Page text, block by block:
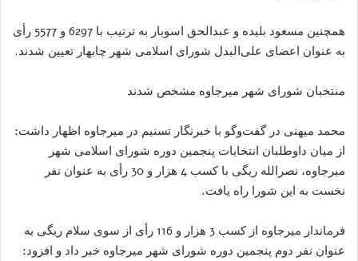
همچنین مسعود بلیده و عبدالحق اسوبار به ترتیب با 6297 و 5577 رأی
به عنوان اعضای علی‌البدل شورای اسلامی شهر چابهار تعیین شدند.
منتخبان شورای شهر میرجاوه مشخص شدند‌
محمد میهنی در گفت‌وگو با خبرنگار تسنیم در میرجاوه اظهار داشت:
از میان داوطلبان انتخابات پنجمین دوره شورای اسلامی شهر
میرجاوه، نصرالله ریگی با کسب 4 هزار و 30 رأی به عنوان نفر
نخست به این شورا راه یافت.
فرماندار میرجاوه از کسب 3 هزار و 116 رأی از سوی سلام ریگی به
عنوان نفر دوم پنجمین دوره شورای شهر میرجاوه خبر داد و افزود: